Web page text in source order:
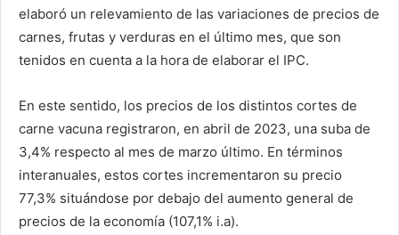
elaboró un relevamiento de las variaciones de precios de
carnes, frutas y verduras en el último mes, que son
tenidos en cuenta a la hora de elaborar el IPC.
En este sentido, los precios de los distintos cortes de
carne vacuna registraron, en abril de 2023, una suba de
3,4% respecto al mes de marzo último. En términos
interanuales, estos cortes incrementaron su precio
77,3% situándose por debajo del aumento general de
precios de la economía (107,1% i.a).